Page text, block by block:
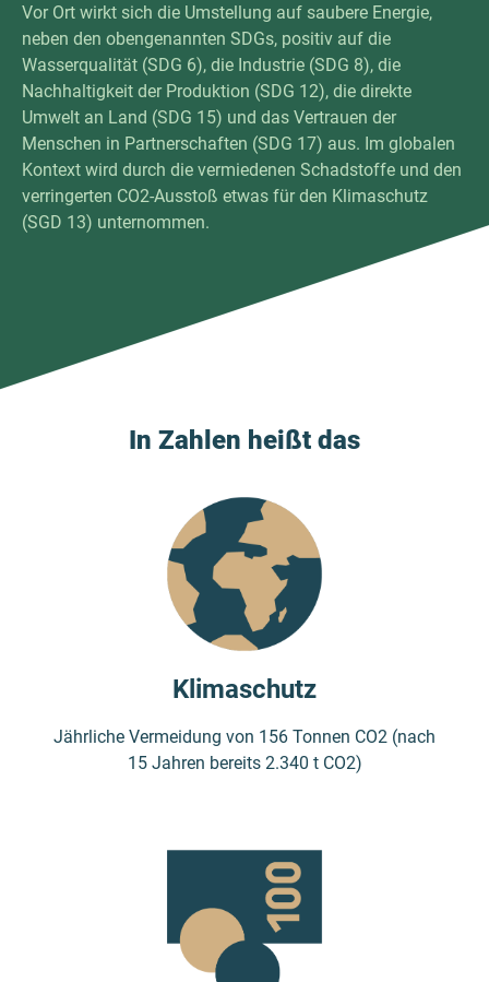
Vor Ort wirkt sich die Umstellung auf saubere Energie,
neben den obengenannten SDGs, positiv auf die
Wasserqualität (SDG 6), die Industrie (SDG 8), die
Nachhaltigkeit der Produktion (SDG 12), die direkte
Umwelt an Land (SDG 15) und das Vertrauen der
Menschen in Partnerschaften (SDG 17) aus. Im globalen
Kontext wird durch die vermiedenen Schadstoffe und den
verringerten CO2-Ausstoß etwas für den Klimaschutz
(SGD 13) unternommen.
In Zahlen heißt das
Klimaschutz
Jährliche Vermeidung von 156 Tonnen CO2 (nach
15 Jahren bereits 2.340 t CO2)